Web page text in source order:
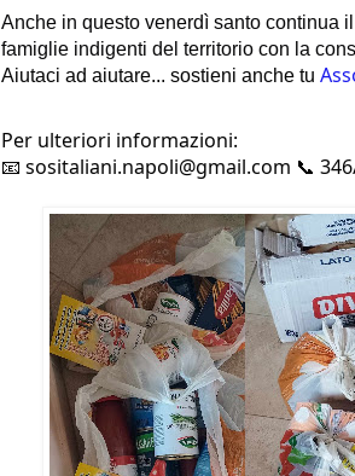
Anche in questo venerdì santo continua
famiglie indigenti del territorio con la
Aiutaci ad aiutare... sostieni anche tu
Per ulteriori informazioni:
📧 sositaliani.napoli@gmail.com 📞